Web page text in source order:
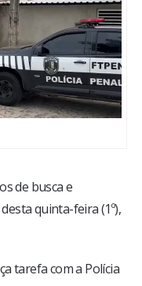
de busca e
quinta-feira (1º),
tarefa com a Polícia